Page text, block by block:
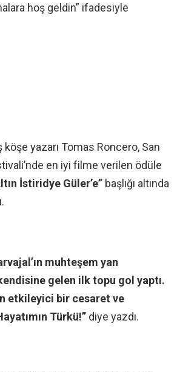
hoş geldin” ifadesiyle
yazarı Tomas Roncero, San
en iyi filme verilen ödüle
İstiridye Güler’e” başlığı altında
muhteşem yan
gelen ilk topu gol yaptı.
etkileyici bir cesaret ve
Türkü!” diye yazdı.